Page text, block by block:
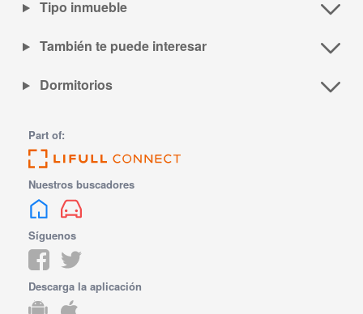
Tipo inmueble
También te puede interesar
Dormitorios
Part of:
Nuestros buscadores
Síguenos
Descarga la aplicación